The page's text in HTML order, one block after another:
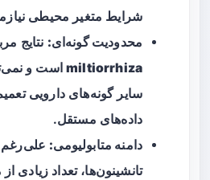
شرایط متغیر محیطی
محدودیت گونه‌ای: نتایج
miltiorrhizaاست و
سایر گونه‌های دارویی
داده‌های مستقل.
دامنه متابولیومی:
تانشینون‌ها، تعداد زیادی از